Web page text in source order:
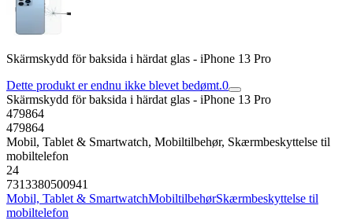
Skärmskydd för baksida i härdat glas - iPhone 13 Pro
Dette produkt er endnu ikke blevet bedømt.0
Skärmskydd för baksida i härdat glas - iPhone 13 Pro
479864
479864
Mobil, Tablet & Smartwatch, Mobiltilbehør, Skærmbeskyttelse til
mobiltelefon
24
7313380500941
Mobil, Tablet & SmartwatchMobiltilbehørSkærmbeskyttelse til
mobiltelefon